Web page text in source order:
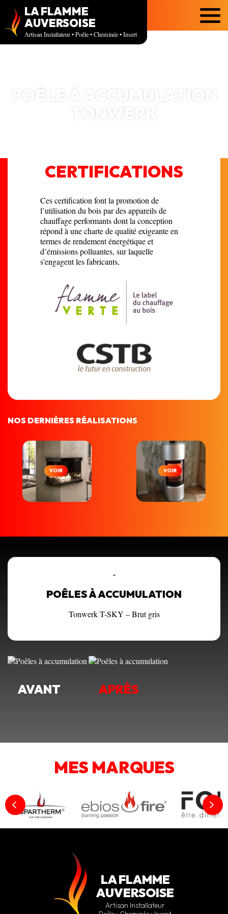
LA FLAMME
AUVERSOISE
Artisan Installateur • Poêle • Cheminée • Insert
Menu
POÊLE À ACCUMULATION
TONWERK
CERTIFICATIONS
Ces certification font la promotion de
l’utilisation du bois par des appareils de
chauffage performants dont la conception
répond à une charte de qualité exigeante en
termes de rendement énergétique et
d’émissions polluantes, sur laquelle
s'engagent les fabricants,
NOS DERNIÈRES RÉALISATIONS
VOIR VOIR
-
POÊLES À ACCUMULATION
Tonwerk T-SKY – Brut gris
AVANT APRÈS
MES MARQUES
LA FLAMME
AUVERSOISE
Artisan Installateur